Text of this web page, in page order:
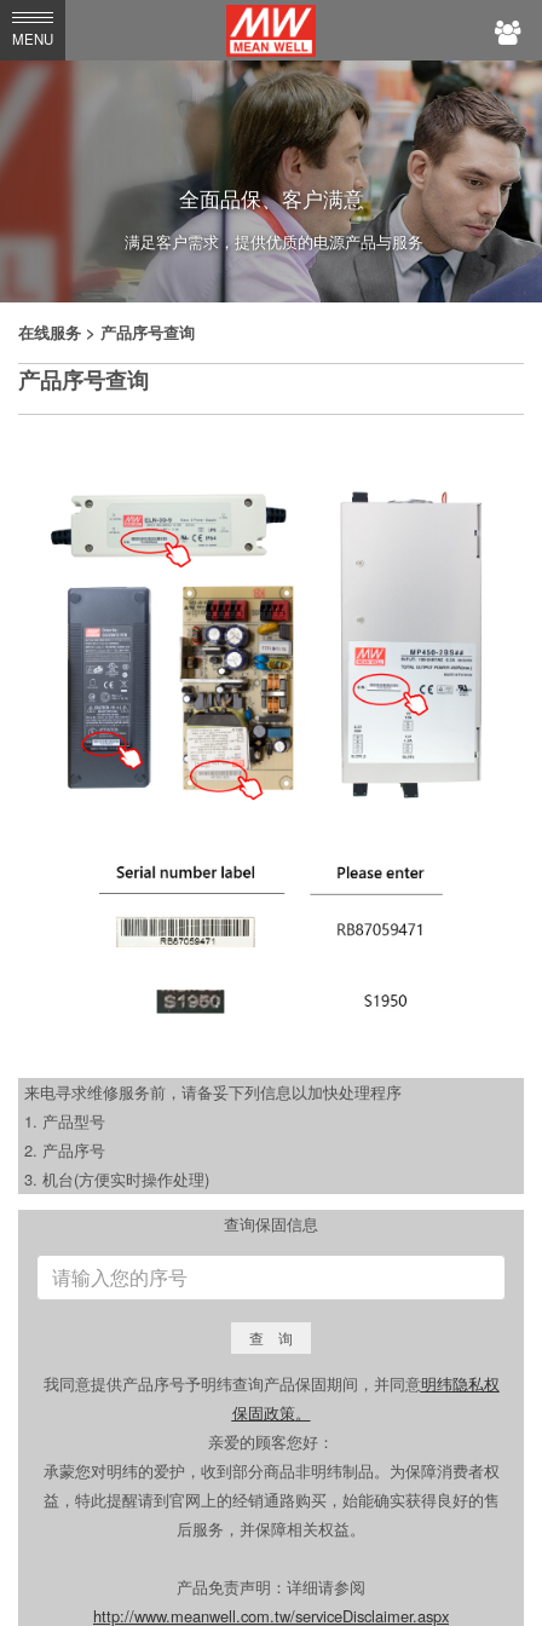
MEAN
WELL
MENU
全面品保、客户满意
满足客户需求，提供优质的电源产品与服务
在线服务 > 产品序号查询
产品序号查询
来电寻求维修服务前，请备妥下列信息以加快处理程序
1. 产品型号
2. 产品序号
3. 机台(方便实时操作处理)
查询保固信息
查 询
我同意提供产品序号予明纬查询产品保固期间，并同意明纬隐私权
保固政策。
亲爱的顾客您好：
承蒙您对明纬的爱护，收到部分商品非明纬制品。为保障消费者权
益，特此提醒请到官网上的经销通路购买，始能确实获得良好的售
后服务，并保障相关权益。
产品免责声明：详细请参阅
http://www.meanwell.com.tw/serviceDisclaimer.aspx